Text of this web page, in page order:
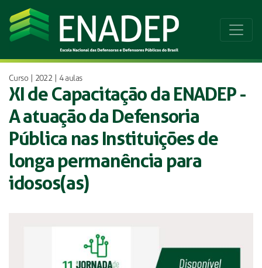
Curso | 2022 | 4 aulas
XI de Capacitação da ENADEP -
A atuação da Defensoria
Pública nas Instituições de
longa permanência para
idosos(as)